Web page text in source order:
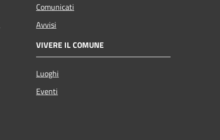
Comunicati
Avvisi
VIVERE IL COMUNE
Luoghi
Eventi